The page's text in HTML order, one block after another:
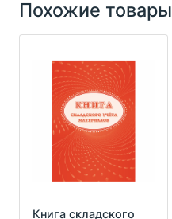
Похожие товары
Книга складского